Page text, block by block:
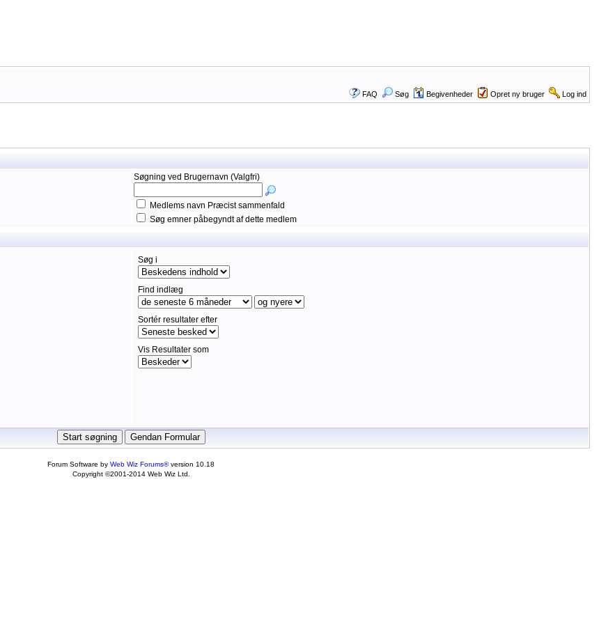
FAQ Søg Begivenheder Opret ny bruger Log ind
Søgning ved Brugernavn (Valgfri)
Medlems navn Præcist sammenfald
Søg emner påbegyndt af dette medlem
Søg i
Find indlæg
Sortér resultater efter
Vis Resultater som
Forum Software by Web Wiz Forums®version 10.18
Copyright ©2001-2014 Web Wiz Ltd.